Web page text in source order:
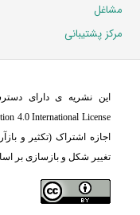
مشاغل
مرکز پشتیبانی
این نشریه ی دارای
اجازه اشتراک (تکثیر و
تغییر شکل و بازسازی بر